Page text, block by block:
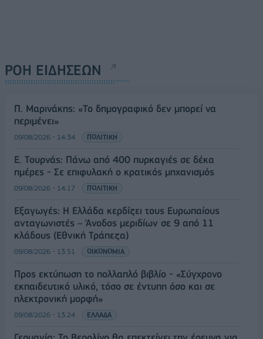
ΡΟΗ ΕΙΔΗΣΕΩΝ
Π. Μαρινάκης: «Το δημογραφικό δεν μπορεί να
περιμένει»
09/08/2026 - 14:34 ΠΟΛΙΤΙΚΗ
Ε. Τουρνάς: Πάνω από 400 πυρκαγιές σε δέκα
ημέρες - Σε επιφυλακή ο κρατικός μηχανισμός
09/08/2026 - 14:17 ΠΟΛΙΤΙΚΗ
Εξαγωγές: Η Ελλάδα κερδίζει τους Ευρωπαίους
ανταγωνιστές – Άνοδος μεριδίων σε 9 από 11
κλάδους (Εθνική Τράπεζα)
09/08/2026 - 13:51 ΟΙΚΟΝΟΜΙΑ
Προς εκτύπωση το πολλαπλό βιβλίο - «Σύγχρονο
εκπαιδευτικό υλικό, τόσο σε έντυπη όσο και σε
ηλεκτρονική μορφή»
09/08/2026 - 13:24 ΕΛΛΑΔΑ